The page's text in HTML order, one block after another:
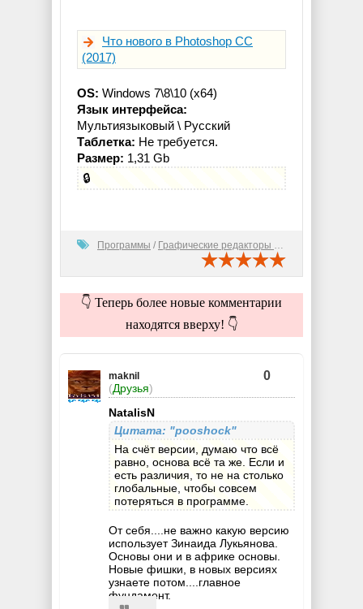
Что нового в Photoshop CC
(2017)
OS: Windows 7\8\10 (x64)
Язык интерфейса:
Мультиязыковый \ Русский
Таблетка: Не требуется.
Размер: 1,31 Gb
🔒
Программы / Графические редакторы (2D)
👇 Теперь более новые комментарии
находятся вверху! 👇
maknil
(Друзья)
0
NatalisN
Цитата: "pooshock"
На счёт версии, думаю что всё
равно, основа всё та же. Если и
есть различия, то не на столько
глобальные, чтобы совсем
потеряться в программе.
От себя....не важно какую версию
использует Зинаида Лукьянова.
Основы они и в африке основы.
Новые фишки, в новых версиях
узнаете потом....главное
фундамент.